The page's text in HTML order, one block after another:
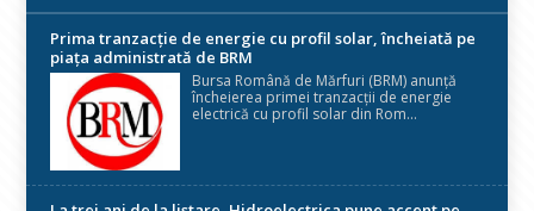
Prima tranzacție de energie cu profil solar, încheiată pe
piața administrată de BRM
Bursa Română de Mărfuri (BRM) anunță
încheierea primei tranzacții de energie
electrică cu profil solar din Rom...